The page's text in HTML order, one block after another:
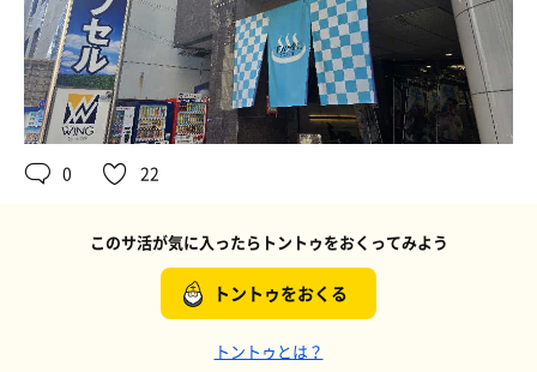
0 22
このサ活が気に入ったらトントゥをおくってみよう
トントゥをおくる
トントゥとは？